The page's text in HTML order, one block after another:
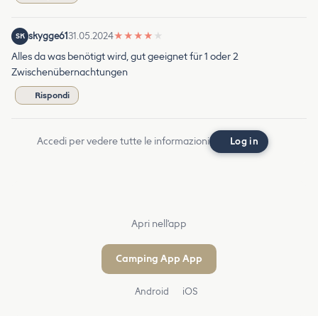
SK skygge6131.05.2024★ ★ ★ ★ ★
Alles da was benötigt wird, gut geeignet für 1 oder 2
Zwischenübernachtungen
Rispondi
Accedi per vedere tutte le informazioni Log in
Apri nell'app
Camping App App
Android iOS